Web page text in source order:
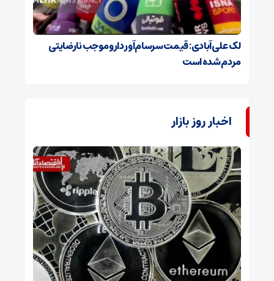
لک علی‌آبادی: قیمت سرسام‌آور دارو موجب نارضایتی
مردم شده است
اخبار روز بازار